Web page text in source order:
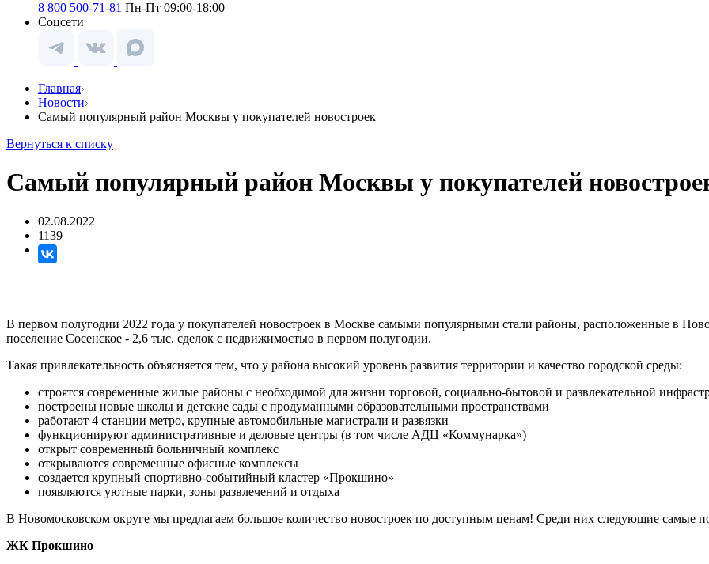
8 800 500-71-81 Пн-Пт 09:00-18:00
Соцсети
Главная
Новости
Самый популярный район Москвы у покупателей новостроек
Вернуться к списку
Самый популярный район Москвы у покупателей
02.08.2022
1139
В первом полугодии 2022 года у покупателей новостроек в Москве самыми популярными стали районы, расположенные в
поселение Сосенское - 2,6 тыс. сделок с недвижимостью в первом полугодии.
Такая привлекательность объясняется тем, что у района высокий уровень развития территории и качество городской среды:
строятся современные жилые районы с необходимой для жизни торговой, социально-бытовой и развлекательной
построены новые школы и детские сады с продуманными образовательными пространствами
работают 4 станции метро, крупные автомобильные магистрали и развязки
функционируют административные и деловые центры (в том числе АДЦ «Коммунарка»)
открыт современный больничный комплекс
открываются современные офисные комплексы
создается крупный спортивно-событийный кластер «Прокшино»
появляются уютные парки, зоны развлечений и отдыха
В Новомосковском округе мы предлагаем большое количество новостроек по доступным ценам! Среди них следующие самые
ЖК Прокшино